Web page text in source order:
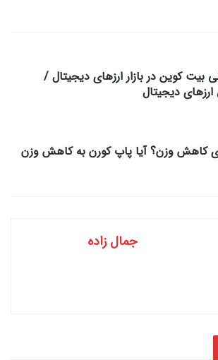
بیت کوین در بازار ارزهای دیجیتال /
دیجیتال
کاهش وزن؟ آیا پاپ کورن به کاهش وزن
جمال زاده